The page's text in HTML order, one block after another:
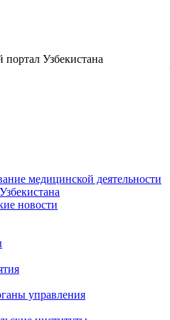
медицинской деятельности
новости
управления